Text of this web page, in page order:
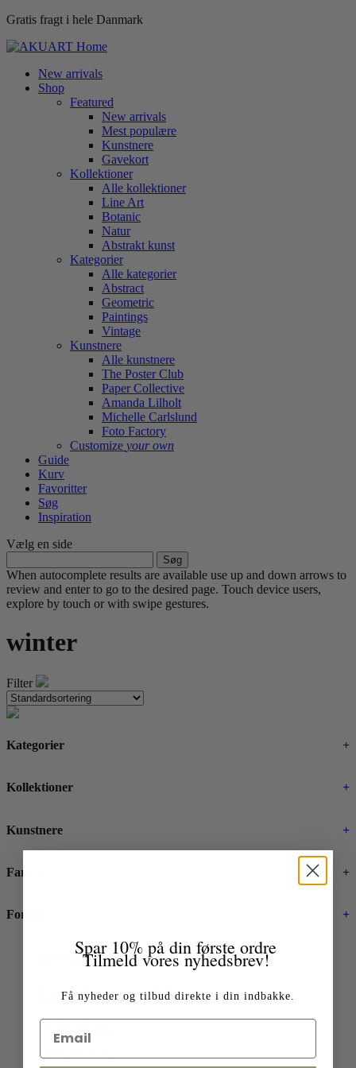
Gratis fragt i hele Danmark
New arrivals
Shop
Featured
New arrivals
Mest populære
Kunstnere
Gavekort
Kollektioner
Alle kollektioner
Line Art
Botanic
Natur
Abstrakt kunst
Kategorier
Alle kategorier
Abstract
Geometric
Paintings
Vintage
Kunstnere
Alle kunstnere
The Poster Club
Paper Collective
Amanda Lilholt
Michelle Carlslund
Foto Factory
Customize your own
Guide
Kurv
Favoritter
Søg
Inspiration
Vælg en side
efter:
When autocomplete results are available use up and down arrows to
review and enter to go to the desired page. Touch device users,
explore by touch or with swipe gestures.
winter
Filter
Kategorier +
Kollektioner +
Kunstnere +
Farver +
Format +
Foto Factory 08
fotfac-08-rr-po
Spar 10% på din første ordre
Tilmeld vores nyhedsbrev!
Få nyheder og tilbud direkte i din indbakke.